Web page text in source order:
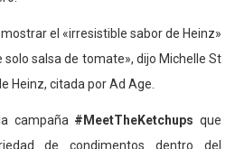
el «irresistible sabor de Heinz»
solo salsa de tomate», dijo Michelle St
Heinz, citada por Ad Age.
campaña #MeetTheKetchups que
de condimentos dentro del